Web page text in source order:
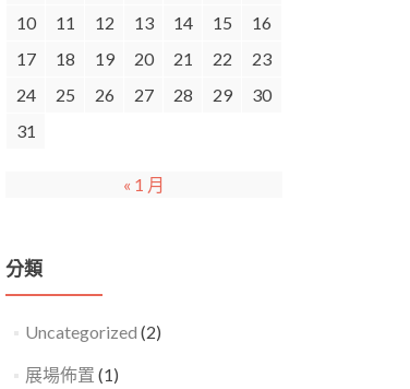
10
11 12 13 14 15
16
17
18 19 20 21 22
23
24
25 26 27 28 29
30
31
« 1 月
分類
Uncategorized (2)
展場佈置 (1)